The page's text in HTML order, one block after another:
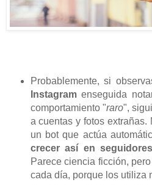
Probablemente, si
Instagramenseguida
comportamiento "raro",
a cuentas y fotos
un bot que actúa
crecer así en
Parece ciencia ficción,
cada día, porque los utiliza